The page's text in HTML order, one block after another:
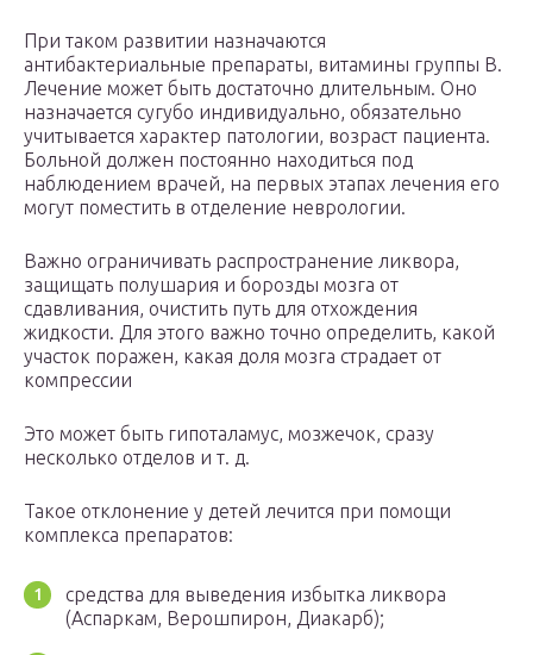
При таком развитии назначаются
антибактериальные препараты, витамины группы В.
Лечение может быть достаточно длительным. Оно
назначается сугубо индивидуально, обязательно
учитывается характер патологии, возраст пациента.
Больной должен постоянно находиться под
наблюдением врачей, на первых этапах лечения его
могут поместить в отделение неврологии.
Важно ограничивать распространение ликвора,
защищать полушария и борозды мозга от
сдавливания, очистить путь для отхождения
жидкости. Для этого важно точно определить, какой
участок поражен, какая доля мозга страдает от
компрессии
Это может быть гипоталамус, мозжечок, сразу
несколько отделов и т. д.
Такое отклонение у детей лечится при помощи
комплекса препаратов:
средства для выведения избытка ликвора
(Аспаркам, Верошпирон, Диакарб);